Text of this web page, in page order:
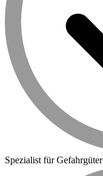
Spezialist für Gefahrgüter